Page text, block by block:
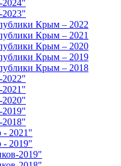
2024"
2023"
Крым – 2022
Крым – 2021
Крым – 2020
Крым – 2019
Крым – 2018
2022"
2021"
2020"
2019"
2018"
- 2021"
- 2019"
2019"